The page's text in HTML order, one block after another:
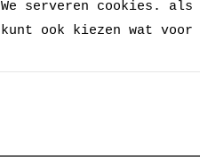
We serveren cookies.
kunt ook kiezen wat